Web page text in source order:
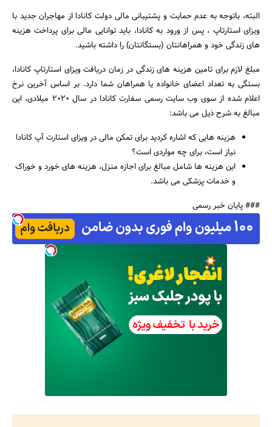
البته، باتوجه به عدم حمایت و پشتیبانی مالی دولت کانادا از مهاجران جدید با
ویزای استارتاپ ، پس از ورود به کانادا، باید توانایی مالی برای پرداخت هزینه
های زندگی خود و همراهانتان (بستگانتان) را داشته باشید.
مبلغ لازم برای تامین هزینه های زندگی در زمان دریافت ویزای استارتاپ کانادا،
بستگی به تعداد اعضای خانواده یا همراهان شما دارد. بر اساس آخرین نرخ
اعلام شده از سوی وب سایت رسمی سفارت کانادا در سال 2020 میلادی، این
مبالغ به شرح ذیل می باشد:
هزینه هایی که اشاره کردید برای تمکن مالی در ویزای استارت آپ کانادا
نیاز است، برای چه مواردی است؟
این هزینه ها شامل مبالغ برای اجازه منزل، هزینه های خورد و خوراک
و خدمات پزشکی می باشد.
### پایان خبر رسمی